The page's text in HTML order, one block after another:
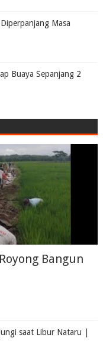
Masa
Buaya Sepanjang 2
Bangun
saat Libur Nataru |